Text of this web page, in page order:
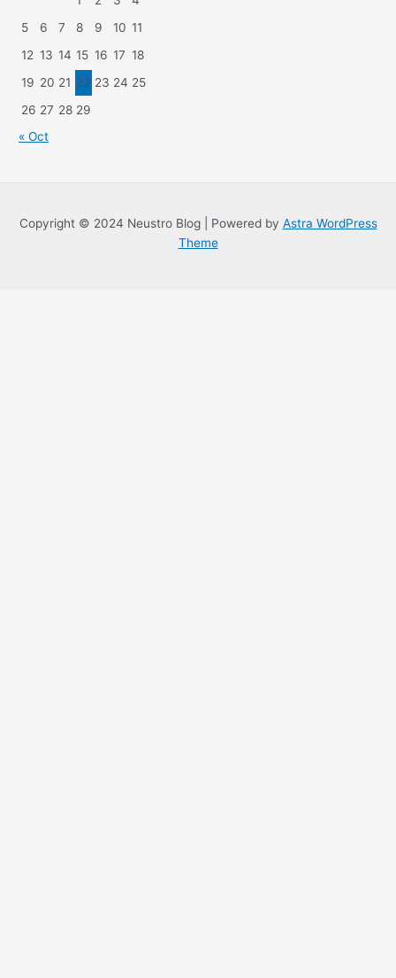
5
6 7 8 9 10 11
12 13 14 15 16 17 18
19 20 21 22 23 24 25
26 27 28 29
« Oct
Copyright © 2024 Neustro Blog | Powered by Astra WordPress
Theme